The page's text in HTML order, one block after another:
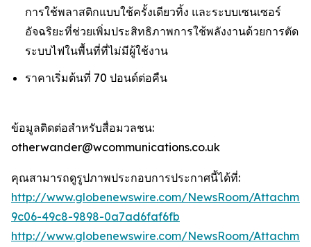
การใช้พลาสติกแบบใช้ครั้งเดียวทิ้ง และระบบเซนเซอร์
อัจฉริยะที่ช่วยเพิ่มประสิทธิภาพการใช้พลังงานด้วยการตัด
ระบบไฟในพื้นที่ที่ไม่มีผู้ใช้งาน
ราคาเริ่มต้นที่ 70 ปอนด์ต่อคืน
ข้อมูลติดต่อสำหรับสื่อมวลชน:
otherwander@wcommunications.co.uk
คุณสามารถดูรูปภาพประกอบการประกาศนี้ได้ที่:
http://www.globenewswire.com/NewsRoom/
9c06-49c8-9898-0a7ad6faf6fb
http://www.globenewswire.com/NewsRoom/